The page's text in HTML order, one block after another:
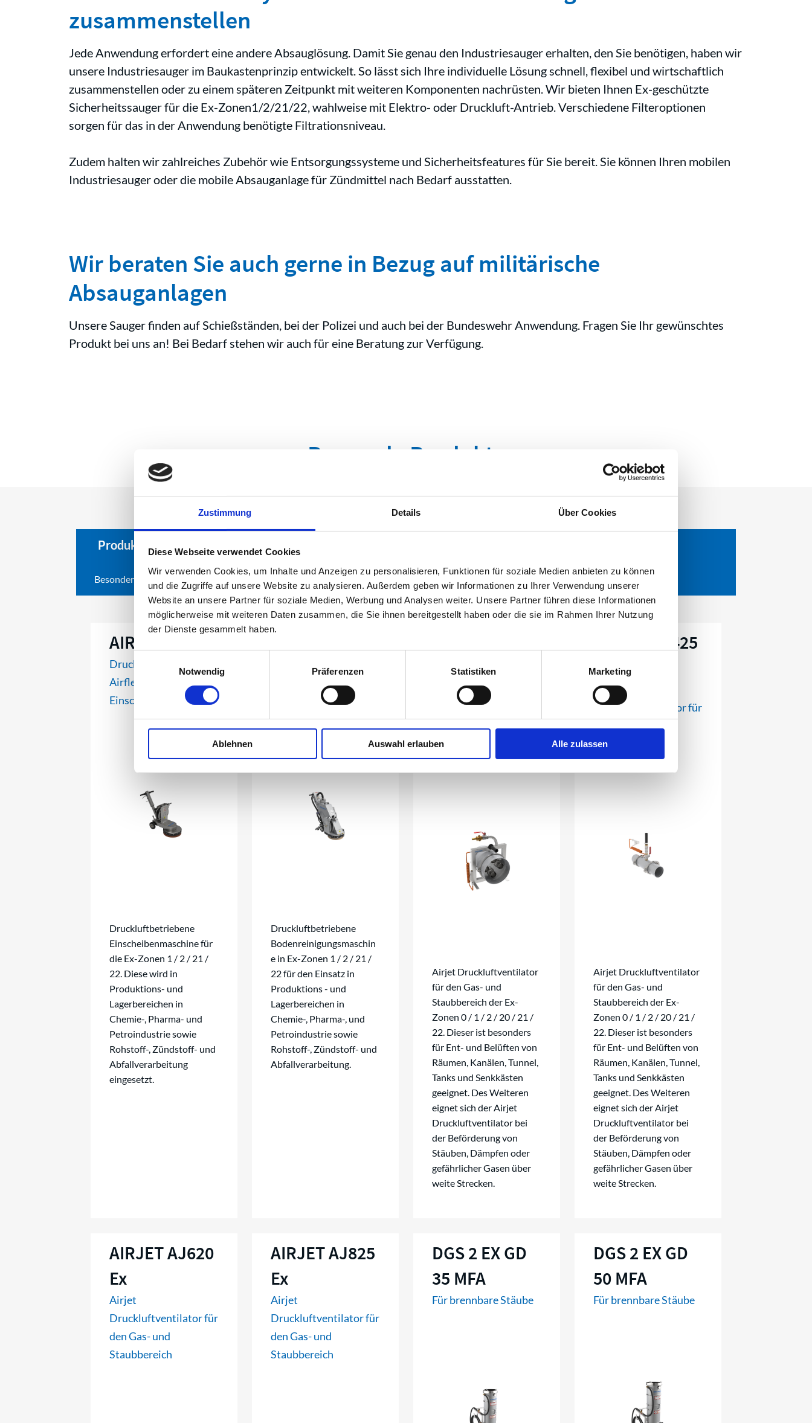
Zustimmung Details Über Cookies
Diese Webseite verwendet Cookies
Wir verwenden Cookies, um Inhalte und Anzeigen zu personalisieren, Funktionen für soziale Medien anbieten zu können
und die Zugriffe auf unsere Website zu analysieren. Außerdem geben wir Informationen zu Ihrer Verwendung unserer
Website an unsere Partner für soziale Medien, Werbung und Analysen weiter. Unsere Partner führen diese Informationen
möglicherweise mit weiteren Daten zusammen, die Sie ihnen bereitgestellt haben oder die sie im Rahmen Ihrer Nutzung
der Dienste gesammelt haben.
Notwendig
Präferenzen Statistiken Marketing
Ablehnen Auswahl erlauben Alle zulassen
zusammenstellen
Jede Anwendung erfordert eine andere Absauglösung. Damit Sie genau den Industriesauger erhalten, den Sie benötigen, haben wir
unsere Industriesauger im Baukastenprinzip entwickelt. So lässt sich Ihre individuelle Lösung schnell, flexibel und wirtschaftlich
zusammenstellen oder zu einem späteren Zeitpunkt mit weiteren Komponenten nachrüsten. Wir bieten Ihnen Ex-geschützte
Sicherheitssauger für die Ex-Zonen1/2/21/22, wahlweise mit Elektro- oder Druckluft-Antrieb. Verschiedene Filteroptionen
sorgen für das in der Anwendung benötigte Filtrationsniveau.
Zudem halten wir zahlreiches Zubehör wie Entsorgungssysteme und Sicherheitsfeatures für Sie bereit. Sie können Ihren mobilen
Industriesauger oder die mobile Absauganlage für Zündmittel nach Bedarf ausstatten.
Wir beraten Sie auch gerne in Bezug auf militärische
Absauganlagen
Unsere Sauger finden auf Schießständen, bei der Polizei und auch bei der Bundeswehr Anwendung. Fragen Sie Ihr gewünschtes
Produkt bei uns an! Bei Bedarf stehen wir auch für eine Beratung zur Verfügung.
Passende Produkte
Produktfilter: Ex Bereiche Inhaltsaufnahme
Besonderheiten
AIRFLEX 3
Druckluftbetriebene
Airflex 3
Einscheibenmaschine
Druckluftbetriebene
Einscheibenmaschine für
die Ex-Zonen 1 / 2 / 21 /
22. Diese wird in
Produktions- und
Lagerbereichen in
Chemie-, Pharma- und
Petroindustrie sowie
Rohstoff-, Zündstoff- und
Abfallverarbeitung
eingesetzt.
Druckluftbetriebene
Bodenreinigungsmaschin
e in Ex-Zonen 1 / 2 / 21 /
22 für den Einsatz in
Produktions - und
Lagerbereichen in
Chemie-, Pharma-, und
Petroindustrie sowie
Rohstoff-, Zündstoff- und
Abfallverarbeitung.
AJ1250 Ex
Airjet
Druckluftventilator für
den Gas- und
Staubbereich
Airjet Druckluftventilator
für den Gas- und
Staubbereich der Ex-
Zonen 0 / 1 / 2 / 20 / 21 /
22. Dieser ist besonders
für Ent- und Belüften von
Räumen, Kanälen, Tunnel,
Tanks und Senkkästen
geeignet. Des Weiteren
eignet sich der Airjet
Druckluftventilator bei
der Beförderung von
Stäuben, Dämpfen oder
gefährlicher Gasen über
weite Strecken.
AIRJET AJ425
Ex
Airjet
Druckluftventilator für
den Gas- und
Staubbereich
Airjet Druckluftventilator
für den Gas- und
Staubbereich der Ex-
Zonen 0 / 1 / 2 / 20 / 21 /
22. Dieser ist besonders
für Ent- und Belüften von
Räumen, Kanälen, Tunnel,
Tanks und Senkkästen
geeignet. Des Weiteren
eignet sich der Airjet
Druckluftventilator bei
der Beförderung von
Stäuben, Dämpfen oder
gefährlicher Gasen über
weite Strecken.
AIRJET AJ620
Ex
Airjet
Druckluftventilator für
den Gas- und
Staubbereich
AIRJET AJ825
Ex
Airjet
Druckluftventilator für
den Gas- und
Staubbereich
DGS 2 EX GD
35 MFA
Für brennbare Stäube
DGS 2 EX GD
50 MFA
Für brennbare Stäube